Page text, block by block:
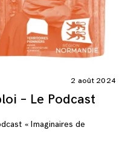
2 août 2024
– Le Podcast
« Imaginaires de